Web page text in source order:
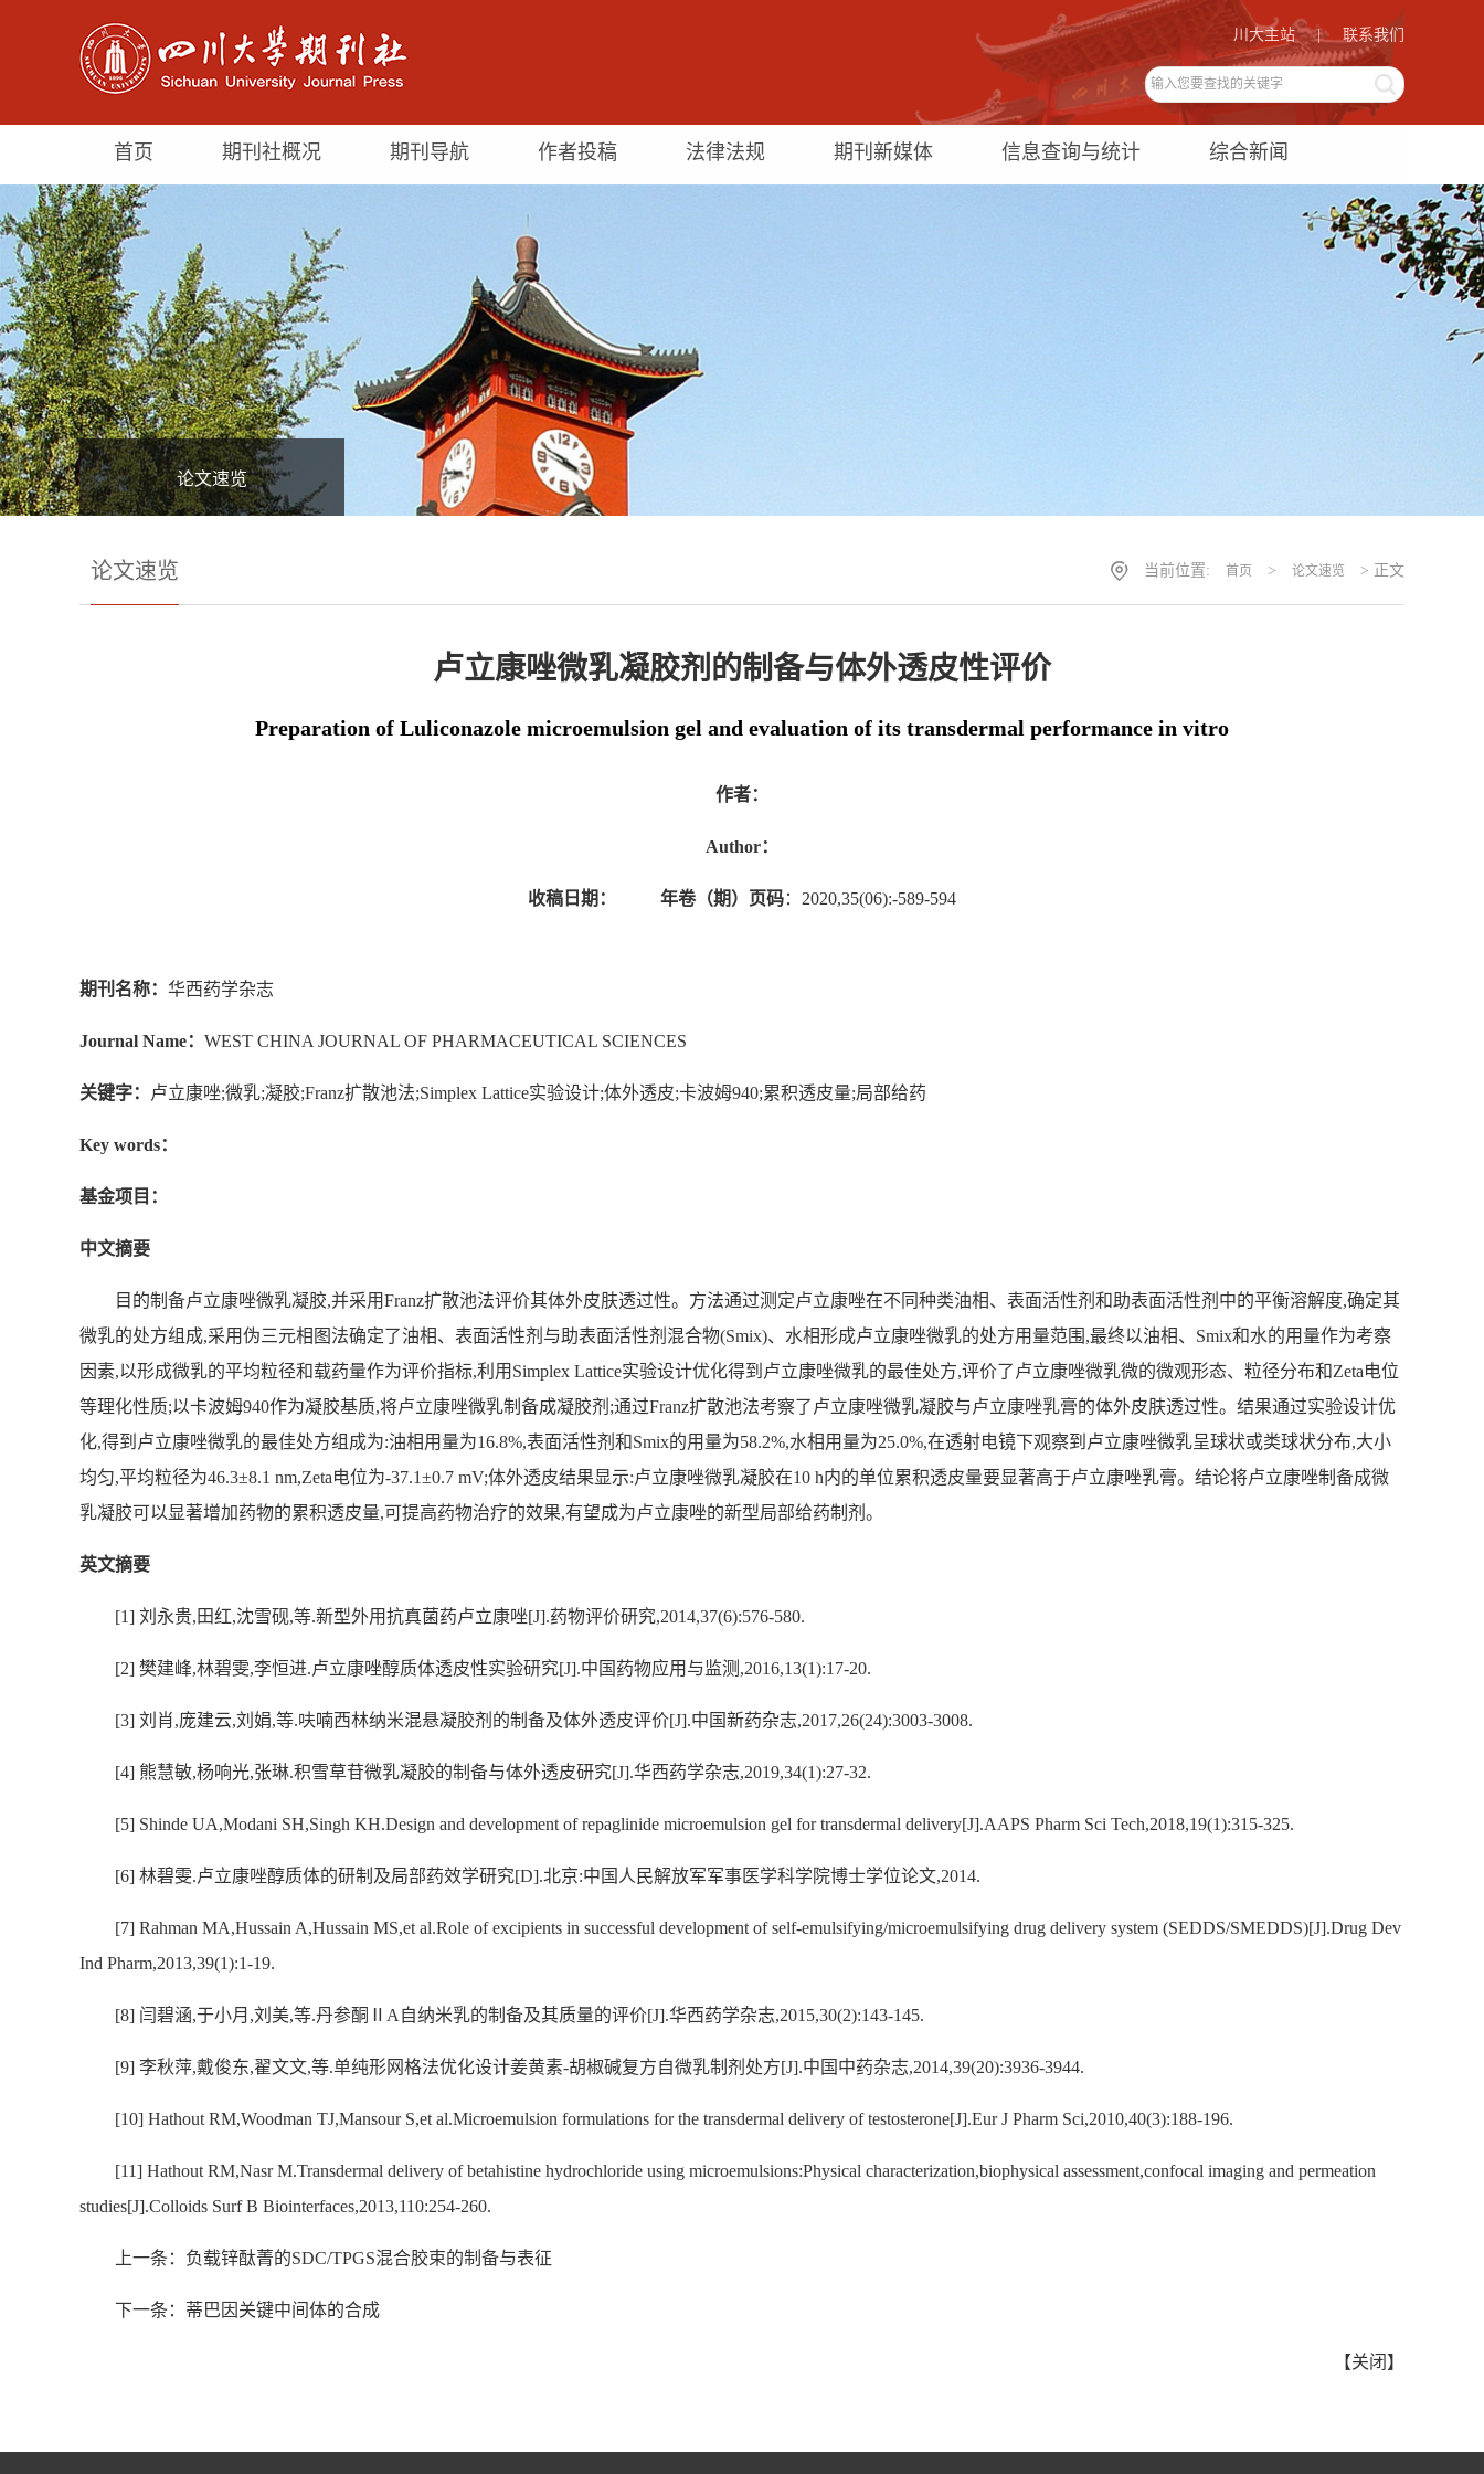
联系我们
川大主站 |
首页 期刊社概况 期刊导航 作者投稿 法律法规 期刊新媒体 信息查询与统计 综合新闻
论文速览
论文速览 当前位置: 首页 > 论文速览 > 正文
卢立康唑微乳凝胶剂的制备与体外透皮性评价
Preparation of Luliconazole microemulsion gel and evaluation of its transdermal performance in vitro
作者：
Author：
收稿日期： 年卷（期）页码：2020,35(06):-589-594
期刊名称： 华西药学杂志
Journal Name： WEST CHINA JOURNAL OF PHARMACEUTICAL SCIENCES
关键字： 卢立康唑;微乳;凝胶;Franz扩散池法;Simplex Lattice实验设计;体外透皮;卡波姆940;累积透皮量;局部给药
Key words：
基金项目：
中文摘要
目的制备卢立康唑微乳凝胶,并采用Franz扩散池法评价其体外皮肤透过性。方法通过测定卢立康唑在不同种类油相、表面活性剂和助表面活性剂中的平衡溶解度,确定其
微乳的处方组成,采用伪三元相图法确定了油相、表面活性剂与助表面活性剂混合物(Smix)、水相形成卢立康唑微乳的处方用量范围,最终以油相、Smix和水的用量作为考察
因素,以形成微乳的平均粒径和载药量作为评价指标,利用Simplex Lattice实验设计优化得到卢立康唑微乳的最佳处方,评价了卢立康唑微乳微的微观形态、粒径分布和Zeta电位
等理化性质;以卡波姆940作为凝胶基质,将卢立康唑微乳制备成凝胶剂;通过Franz扩散池法考察了卢立康唑微乳凝胶与卢立康唑乳膏的体外皮肤透过性。结果通过实验设计优
化,得到卢立康唑微乳的最佳处方组成为:油相用量为16.8%,表面活性剂和Smix的用量为58.2%,水相用量为25.0%,在透射电镜下观察到卢立康唑微乳呈球状或类球状分布,大小
均匀,平均粒径为46.3±8.1 nm,Zeta电位为-37.1±0.7 mV;体外透皮结果显示:卢立康唑微乳凝胶在10 h内的单位累积透皮量要显著高于卢立康唑乳膏。结论将卢立康唑制备成微
乳凝胶可以显著增加药物的累积透皮量,可提高药物治疗的效果,有望成为卢立康唑的新型局部给药制剂。
英文摘要
[1] 刘永贵,田红,沈雪砚,等.新型外用抗真菌药卢立康唑[J].药物评价研究,2014,37(6):576-580.
[2] 樊建峰,林碧雯,李恒进.卢立康唑醇质体透皮性实验研究[J].中国药物应用与监测,2016,13(1):17-20.
[3] 刘肖,庞建云,刘娟,等.呋喃西林纳米混悬凝胶剂的制备及体外透皮评价[J].中国新药杂志,2017,26(24):3003-3008.
[4] 熊慧敏,杨响光,张琳.积雪草苷微乳凝胶的制备与体外透皮研究[J].华西药学杂志,2019,34(1):27-32.
[5] Shinde UA,Modani SH,Singh KH.Design and development of repaglinide microemulsion gel for transdermal delivery[J].AAPS Pharm Sci Tech,2018,19(1):315-325.
[6] 林碧雯.卢立康唑醇质体的研制及局部药效学研究[D].北京:中国人民解放军军事医学科学院博士学位论文,2014.
[7] Rahman MA,Hussain A,Hussain MS,et al.Role of excipients in successful development of self-emulsifying/microemulsifying drug delivery system (SEDDS/SMEDDS)[J].Drug Dev
Ind Pharm,2013,39(1):1-19.
[8] 闫碧涵,于小月,刘美,等.丹参酮ⅡA自纳米乳的制备及其质量的评价[J].华西药学杂志,2015,30(2):143-145.
[9] 李秋萍,戴俊东,翟文文,等.单纯形网格法优化设计姜黄素-胡椒碱复方自微乳制剂处方[J].中国中药杂志,2014,39(20):3936-3944.
[10] Hathout RM,Woodman TJ,Mansour S,et al.Microemulsion formulations for the transdermal delivery of testosterone[J].Eur J Pharm Sci,2010,40(3):188-196.
[11] Hathout RM,Nasr M.Transdermal delivery of betahistine hydrochloride using microemulsions:Physical characterization,biophysical assessment,confocal imaging and permeation
studies[J].Colloids Surf B Biointerfaces,2013,110:254-260.
上一条：负载锌酞菁的SDC/TPGS混合胶束的制备与表征
下一条：蒂巴因关键中间体的合成
【关闭 】